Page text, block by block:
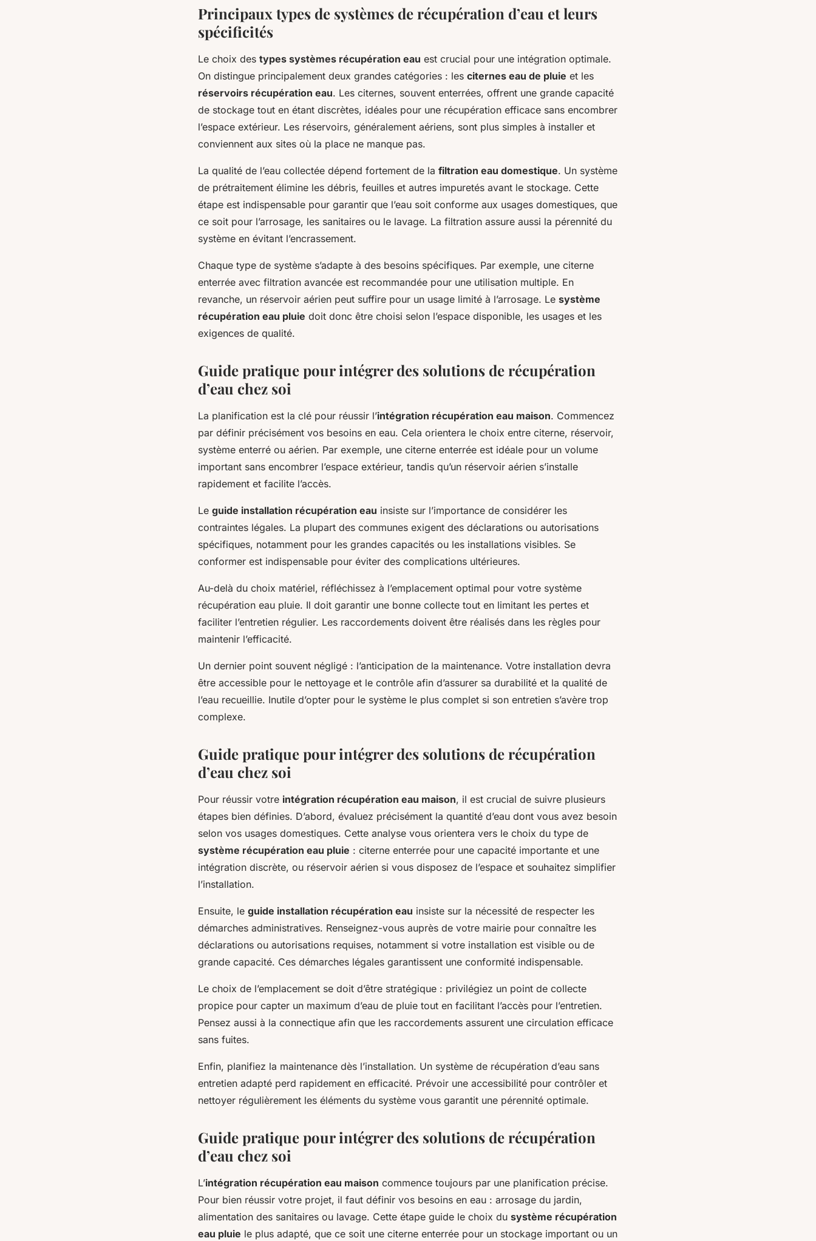
Principaux types de systèmes de récupération d’eau et leurs
spécificités
Le choix des types systèmes récupération eau est crucial pour une intégration optimale.
On distingue principalement deux grandes catégories : les citernes eau de pluie et les
réservoirs récupération eau. Les citernes, souvent enterrées, offrent une grande capacité
de stockage tout en étant discrètes, idéales pour une récupération efficace sans encombrer
l’espace extérieur. Les réservoirs, généralement aériens, sont plus simples à installer et
conviennent aux sites où la place ne manque pas.
La qualité de l’eau collectée dépend fortement de la filtration eau domestique. Un système
de prétraitement élimine les débris, feuilles et autres impuretés avant le stockage. Cette
étape est indispensable pour garantir que l’eau soit conforme aux usages domestiques, que
ce soit pour l’arrosage, les sanitaires ou le lavage. La filtration assure aussi la pérennité du
système en évitant l’encrassement.
Chaque type de système s’adapte à des besoins spécifiques. Par exemple, une citerne
enterrée avec filtration avancée est recommandée pour une utilisation multiple. En
revanche, un réservoir aérien peut suffire pour un usage limité à l’arrosage. Le système
récupération eau pluie doit donc être choisi selon l’espace disponible, les usages et les
exigences de qualité.
Guide pratique pour intégrer des solutions de récupération
d’eau chez soi
La planification est la clé pour réussir l’intégration récupération eau maison. Commencez
par définir précisément vos besoins en eau. Cela orientera le choix entre citerne, réservoir,
système enterré ou aérien. Par exemple, une citerne enterrée est idéale pour un volume
important sans encombrer l’espace extérieur, tandis qu’un réservoir aérien s’installe
rapidement et facilite l’accès.
Le guide installation récupération eau insiste sur l’importance de considérer les
contraintes légales. La plupart des communes exigent des déclarations ou autorisations
spécifiques, notamment pour les grandes capacités ou les installations visibles. Se
conformer est indispensable pour éviter des complications ultérieures.
Au-delà du choix matériel, réfléchissez à l’emplacement optimal pour votre système
récupération eau pluie. Il doit garantir une bonne collecte tout en limitant les pertes et
faciliter l’entretien régulier. Les raccordements doivent être réalisés dans les règles pour
maintenir l’efficacité.
Un dernier point souvent négligé : l’anticipation de la maintenance. Votre installation devra
être accessible pour le nettoyage et le contrôle afin d’assurer sa durabilité et la qualité de
l’eau recueillie. Inutile d’opter pour le système le plus complet si son entretien s’avère trop
complexe.
Guide pratique pour intégrer des solutions de récupération
d’eau chez soi
Pour réussir votre intégration récupération eau maison, il est crucial de suivre plusieurs
étapes bien définies. D’abord, évaluez précisément la quantité d’eau dont vous avez besoin
selon vos usages domestiques. Cette analyse vous orientera vers le choix du type de
système récupération eau pluie : citerne enterrée pour une capacité importante et une
intégration discrète, ou réservoir aérien si vous disposez de l’espace et souhaitez simplifier
l’installation.
Ensuite, le guide installation récupération eau insiste sur la nécessité de respecter les
démarches administratives. Renseignez-vous auprès de votre mairie pour connaître les
déclarations ou autorisations requises, notamment si votre installation est visible ou de
grande capacité. Ces démarches légales garantissent une conformité indispensable.
Le choix de l’emplacement se doit d’être stratégique : privilégiez un point de collecte
propice pour capter un maximum d’eau de pluie tout en facilitant l’accès pour l’entretien.
Pensez aussi à la connectique afin que les raccordements assurent une circulation efficace
sans fuites.
Enfin, planifiez la maintenance dès l’installation. Un système de récupération d’eau sans
entretien adapté perd rapidement en efficacité. Prévoir une accessibilité pour contrôler et
nettoyer régulièrement les éléments du système vous garantit une pérennité optimale.
Guide pratique pour intégrer des solutions de récupération
d’eau chez soi
L’intégration récupération eau maison commence toujours par une planification précise.
Pour bien réussir votre projet, il faut définir vos besoins en eau : arrosage du jardin,
alimentation des sanitaires ou lavage. Cette étape guide le choix du système récupération
eau pluie le plus adapté, que ce soit une citerne enterrée pour un stockage important ou un